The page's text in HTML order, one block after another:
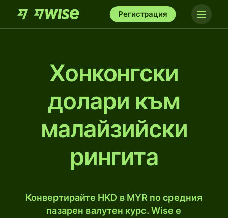
Регистрация
Хонконгски
долари към
малайзийски
рингитa
Конвертирайте HKD в MYR по средния
пазарен валутен курс. Wise е